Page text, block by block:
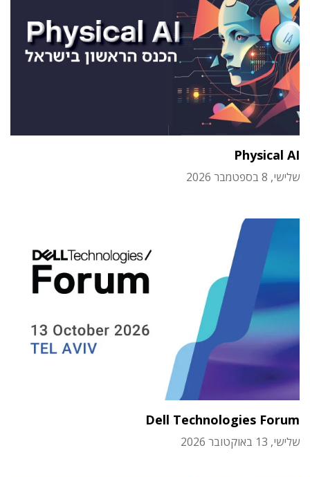
Physical AI
שלישי, 8 בספטמבר 2026
Dell Technologies Forum
שלישי, 13 באוקטובר 2026